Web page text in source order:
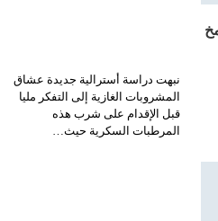
نبهت دراسة أسترالية جديدة عشاق
المشروبات الغازية إلى التفكر مليا
قبل الإقدام على شرب هذه
المرطبات السكرية حيث…